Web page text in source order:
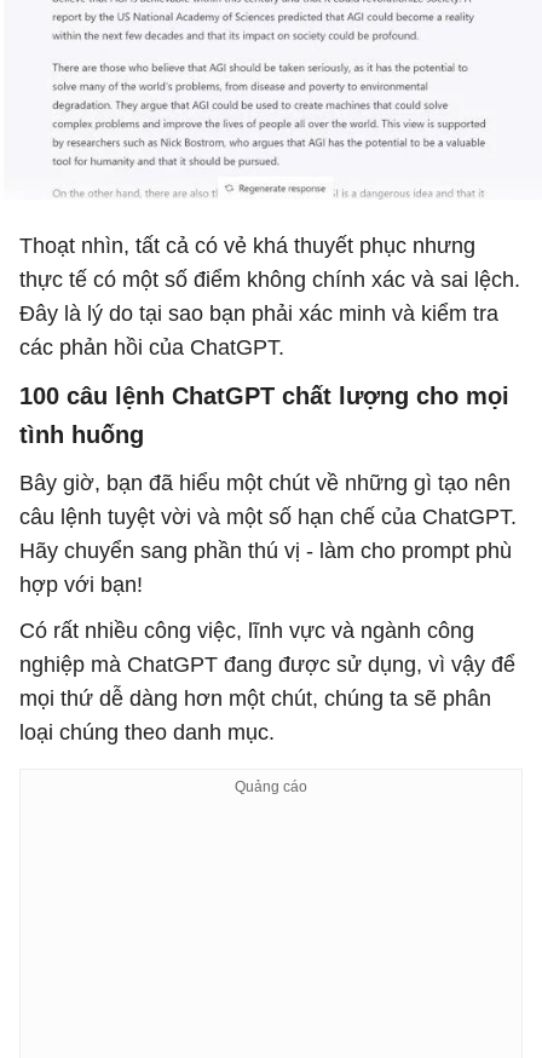
Thoạt nhìn, tất cả có vẻ khá thuyết phục nhưng
thực tế có một số điểm không chính xác và sai lệch.
Đây là lý do tại sao bạn phải xác minh và kiểm tra
các phản hồi của ChatGPT.
100 câu lệnh ChatGPT chất lượng cho mọi
tình huống
Bây giờ, bạn đã hiểu một chút về những gì tạo nên
câu lệnh tuyệt vời và một số hạn chế của ChatGPT.
Hãy chuyển sang phần thú vị - làm cho prompt phù
hợp với bạn!
Có rất nhiều công việc, lĩnh vực và ngành công
nghiệp mà ChatGPT đang được sử dụng, vì vậy để
mọi thứ dễ dàng hơn một chút, chúng ta sẽ phân
loại chúng theo danh mục.